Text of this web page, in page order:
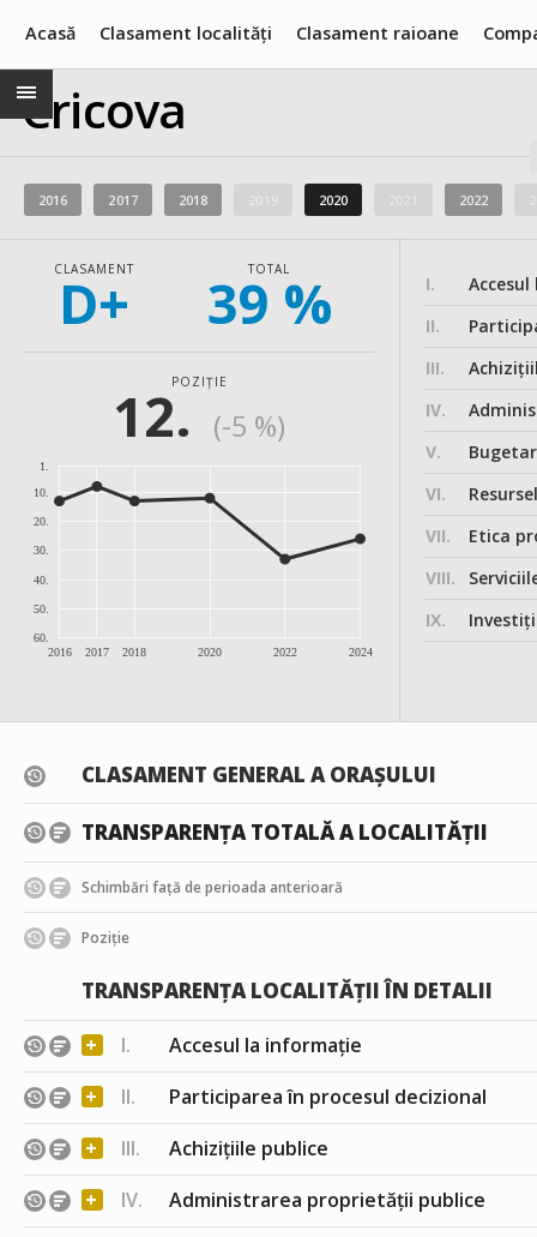
Acasă Clasament localități Clasament raioane
Cricova
2016 2017 2018 2020 2022
CLASAMENT
D+ TOTAL
39 %
POZIȚIE
12. (-5 %)
2016 2017 2018 2020 2022 2024
1.
10.
20.
30.
40.
50.
60.
I.
II.
III.
IV.
V.
VI.
VII.
Etica
VIII.
IX.
Investițiile,
CLASAMENT GENERAL A ORAȘULUI
TRANSPARENȚA TOTALĂ A LOCALITĂȚII
Schimbări față de perioada anterioară
Poziție
TRANSPARENȚA LOCALITĂȚII ÎN DETALII
+
I. Accesul la informație
+ II. Participarea în procesul decizional
+ III. Achizițiile publice
+ IV. Administrarea proprietății publice